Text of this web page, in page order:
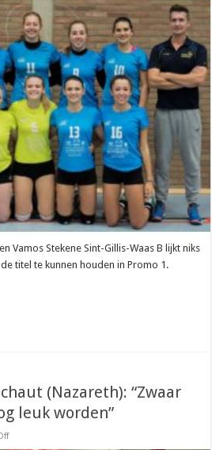
–
Beverly
De
Mesmaeker
(Meerbeke):
“Titel
is
nabij,
maar
zijn
er
nog
niet”
Vamos Stekene Sint-Gillis-Waas B lijkt niks
titel te kunnen houden in Promo 1.
(Nazareth): “Zwaar
leuk worden”
on